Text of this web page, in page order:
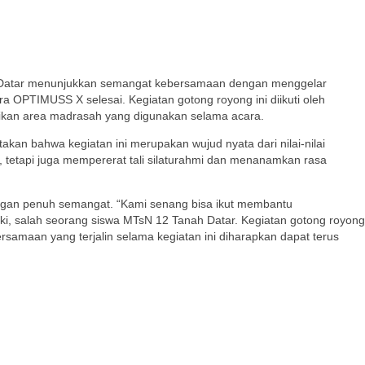
menunjukkan semangat kebersamaan dengan menggelar
OPTIMUSS X selesai. Kegiatan gotong royong ini diikuti oleh
area madrasah yang digunakan selama acara.
bahwa kegiatan ini merupakan wujud nyata dari nilai-nilai
juga mempererat tali silaturahmi dan menanamkan rasa
penuh semangat. “Kami senang bisa ikut membantu
salah seorang siswa MTsN 12 Tanah Datar. Kegiatan gotong royong
yang terjalin selama kegiatan ini diharapkan dapat terus